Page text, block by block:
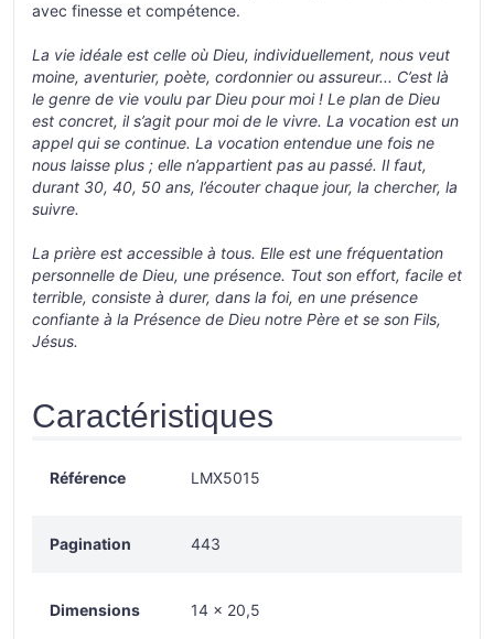
avec finesse et compétence.
La vie idéale est celle où Dieu, individuellement, nous veut
moine, aventurier, poète, cordonnier ou assureur... C’est là
le genre de vie voulu par Dieu pour moi ! Le plan de Dieu
est concret, il s’agit pour moi de le vivre. La vocation est un
appel qui se continue. La vocation entendue une fois ne
nous laisse plus ; elle n’appartient pas au passé. Il faut,
durant 30, 40, 50 ans, l’écouter chaque jour, la chercher, la
suivre.
La prière est accessible à tous. Elle est une fréquentation
personnelle de Dieu, une présence. Tout son effort, facile et
terrible, consiste à durer, dans la foi, en une présence
confiante à la Présence de Dieu notre Père et se son Fils,
Jésus.
Caractéristiques
Référence LMX5015
Pagination 443
Dimensions 14 x 20,5